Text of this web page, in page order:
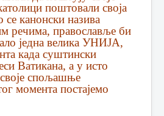
поштовали своја
канонски назива
православље би
једна велика УНИЈА,
када суштински
Ватикана, а у исто
спољашње
момента постајемо